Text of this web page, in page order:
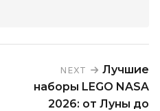
NEXT
Лучшие
наборы LEGO NASA
2026: от Луны до